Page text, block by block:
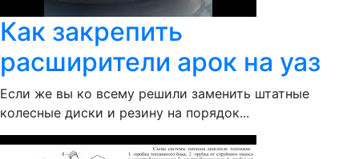
Как закрепить
расширители арок на уаз
Если же вы ко всему решили заменить штатные
колесные диски и резину на порядок...